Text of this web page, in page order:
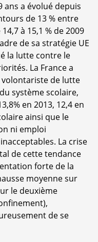
ans a évolué depuis
de 13 % entre
à 15,1 % de 2009
de sa stratégie UE
la lutte contre le
La France a
de lutte
système scolaire,
en 2013, 12,4 en
ainsi que le
ni emploi
La crise
de cette tendance
forte de la
moyenne sur
le deuxième
de se